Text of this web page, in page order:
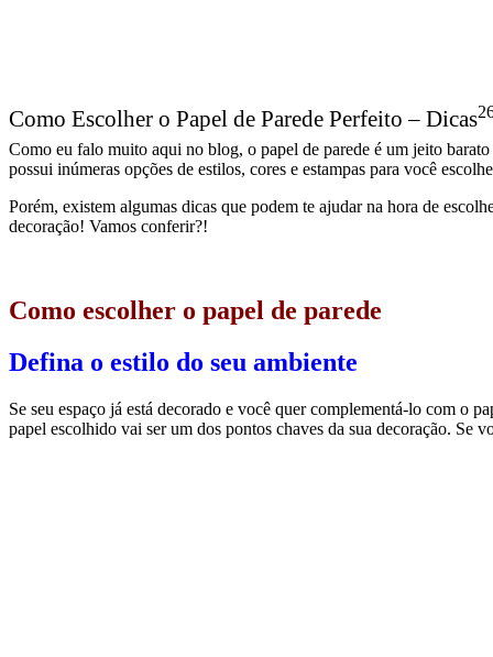
Como escolher o papel de parede
Defina o estilo do seu ambiente
Se seu espaço já está decorado e você quer complementá-lo com o
papel escolhido vai ser um dos pontos chaves da sua decoração.